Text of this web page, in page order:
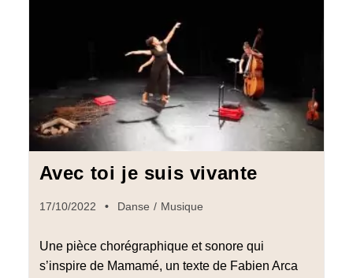
Avec toi je suis vivante
17/10/2022 Danse / Musique
Une pièce chorégraphique et sonore qui
s’inspire de Mamamé, un texte de Fabien Arca